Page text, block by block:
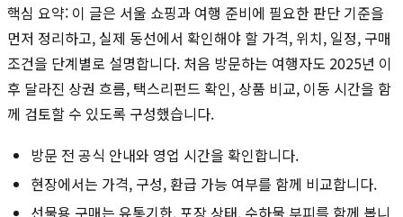
핵심 요약: 이 글은 서울 쇼핑과 여행 준비에 필요한 판단 기준을
먼저 정리하고, 실제 동선에서 확인해야 할 가격, 위치, 일정, 구매
조건을 단계별로 설명합니다. 처음 방문하는 여행자도 2025년 이
후 달라진 상권 흐름, 택스리펀드 확인, 상품 비교, 이동 시간을 함
께 검토할 수 있도록 구성했습니다.
방문 전 공식 안내와 영업 시간을 확인합니다.
현장에서는 가격, 구성, 환급 가능 여부를 함께 비교합니다.
선물용 구매는 유통기한, 포장 상태, 수하물 부피를 함께 봅니